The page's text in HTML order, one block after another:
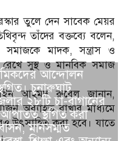
তুলে দেন সাবেক মেয়র
তাঁদের বক্তব্যে বলেন,
মাদক, সন্ত্রাস ও
সুস্থ ও মানবিক সমাজ
আহমদ রুবেল জানান,
অব্যাহত রাখার মাধ্যমে
উৎসাহিত করা হবে। যাতে
আন্দোলন
চুনারুঘাট
২৮টি চা-বাগানের
স্থগিত করা
মানসম্মত